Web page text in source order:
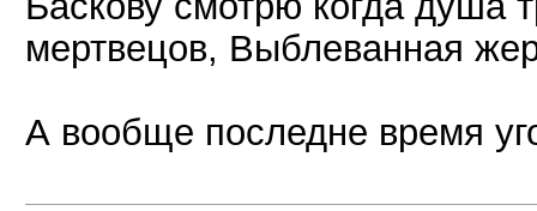
мертвецов, Выблеванная
А вообще последне время